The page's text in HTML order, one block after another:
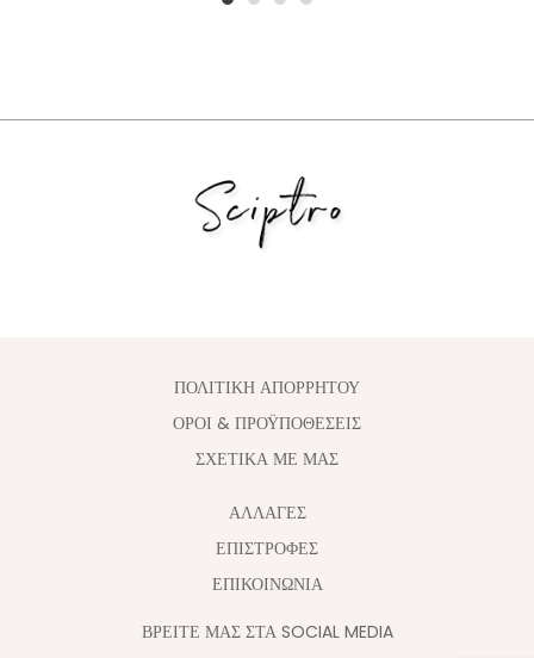
ΠΟΛΙΤΙΚΗ ΑΠΟΡΡΗΤΟΥ
ΟΡΟΙ & ΠΡΟΫΠΟΘΕΣΕΙΣ
ΣΧΕΤΙΚΑ ΜΕ ΜΑΣ
ΑΛΛΑΓΈΣ
ΕΠΙΣΤΡΟΦΕΣ
ΕΠΙΚΟΙΝΩΝΙΑ
ΒΡΕΙΤΕ ΜΑΣ ΣΤΑ SOCIAL MEDIA